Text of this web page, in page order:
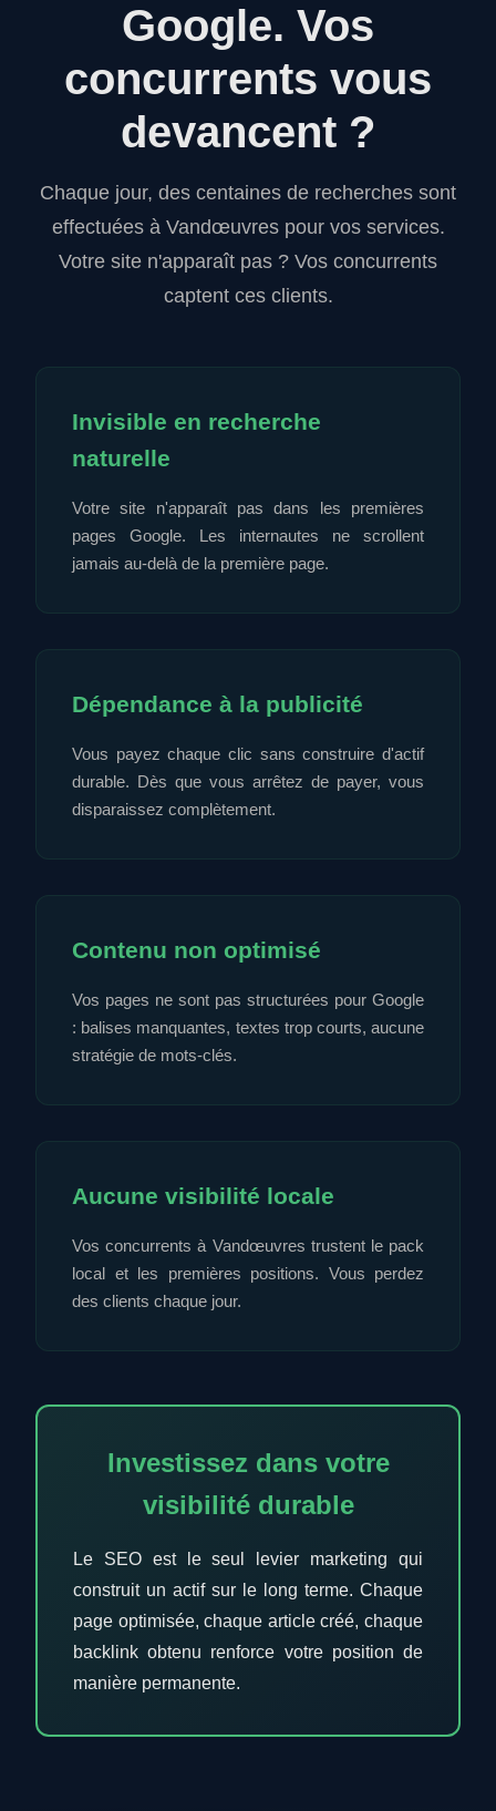
Google. Vos
concurrents vous
devancent ?
Chaque jour, des centaines de recherches sont
effectuées à Vandœuvres pour vos services.
Votre site n'apparaît pas ? Vos concurrents
captent ces clients.
Invisible en recherche
naturelle
Votre site n'apparaît pas dans les premières
pages Google. Les internautes ne scrollent
jamais au-delà de la première page.
Dépendance à la publicité
Vous payez chaque clic sans construire d'actif
durable. Dès que vous arrêtez de payer, vous
disparaissez complètement.
Contenu non optimisé
Vos pages ne sont pas structurées pour Google
: balises manquantes, textes trop courts, aucune
stratégie de mots-clés.
Aucune visibilité locale
Vos concurrents à Vandœuvres trustent le pack
local et les premières positions. Vous perdez
des clients chaque jour.
Investissez dans votre
visibilité durable
Le SEO est le seul levier marketing qui
construit un actif sur le long terme. Chaque
page optimisée, chaque article créé, chaque
backlink obtenu renforce votre position de
manière permanente.